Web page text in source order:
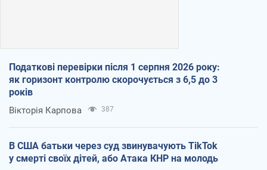
Податкові перевірки після 1 серпня 2026 року:
як горизонт контролю скорочується з 6,5 до 3
років
Вікторія Карпова 387
В США батьки через суд звинувачують TikTok
у смерті своїх дітей, або Атака КНР на молодь